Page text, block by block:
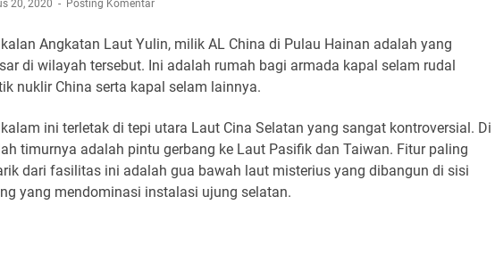
20, 2020 Posting Komentar
Angkatan Laut Yulin, milik AL China di Pulau Hainan adalah yang
di wilayah tersebut. Ini adalah rumah bagi armada kapal selam rudal
nuklir China serta kapal selam lainnya.
ini terletak di tepi utara Laut Cina Selatan yang sangat kontroversial. Di
timurnya adalah pintu gerbang ke Laut Pasifik dan Taiwan. Fitur paling
dari fasilitas ini adalah gua bawah laut misterius yang dibangun di sisi
yang mendominasi instalasi ujung selatan.